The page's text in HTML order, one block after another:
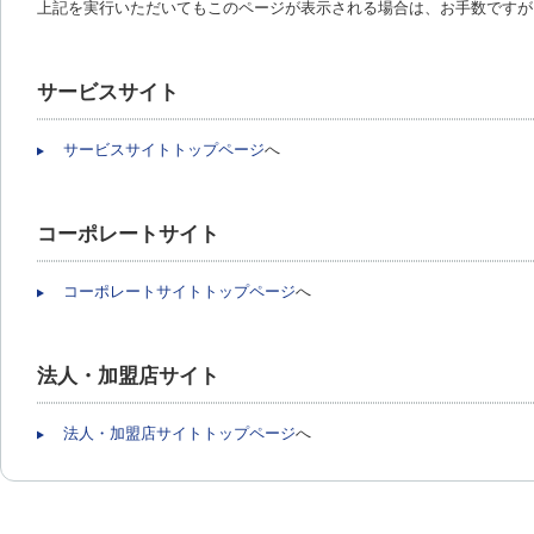
上記を実行いただいてもこのページが表示される場合は、お手数です
サービスサイト
サービスサイトトップページへ
コーポレートサイト
コーポレートサイトトップページへ
法人・加盟店サイト
法人・加盟店サイトトップページへ